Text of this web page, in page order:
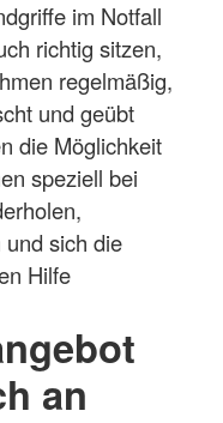
im Notfall
richtig sitzen,
regelmäßig,
und geübt
die Möglichkeit
speziell bei
sich die
Hilfe
an